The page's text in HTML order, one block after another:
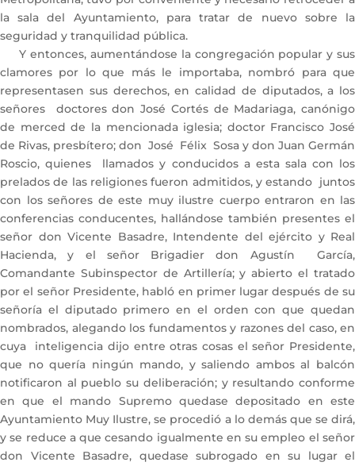
la sala del Ayuntamiento, para tratar de nuevo sobre la
seguridad y tranquilidad pública.
Y entonces, aumentándose la congregación popular y sus
clamores por lo que más le importaba, nombró para que
representasen sus derechos, en calidad de diputados, a los
señores doctores don José Cortés de Madariaga, canónigo
de merced de la mencionada iglesia; doctor Francisco José
de Rivas, presbítero; don José Félix Sosa y don Juan Germán
Roscio, quienes llamados y conducidos a esta sala con los
prelados de las religiones fueron admitidos, y estando juntos
con los señores de este muy ilustre cuerpo entraron en las
conferencias conducentes, hallándose también presentes el
señor don Vicente Basadre, Intendente del ejército y Real
Hacienda, y el señor Brigadier don Agustín García,
Comandante Subinspector de Artillería; y abierto el tratado
por el señor Presidente, habló en primer lugar después de su
señoría el diputado primero en el orden con que quedan
nombrados, alegando los fundamentos y razones del caso, en
cuya inteligencia dijo entre otras cosas el señor Presidente,
que no quería ningún mando, y saliendo ambos al balcón
notificaron al pueblo su deliberación; y resultando conforme
en que el mando Supremo quedase depositado en este
Ayuntamiento Muy Ilustre, se procedió a lo demás que se dirá,
y se reduce a que cesando igualmente en su empleo el señor
don Vicente Basadre, quedase subrogado en su lugar el